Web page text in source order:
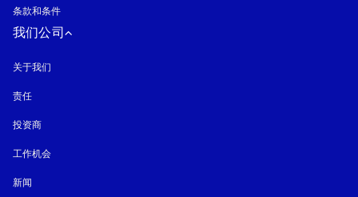
条款和条件
我们公司
关于我们
责任
投资商
工作机会
新闻